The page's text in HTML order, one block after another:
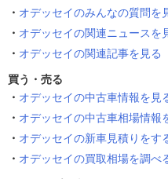
オデッセイのみんなの質問を
オデッセイの関連ニュースを
オデッセイの関連記事を見る
買う・売る
オデッセイの中古車情報を見
オデッセイの中古車相場情報
オデッセイの新車見積りをす
オデッセイの買取相場を調べ